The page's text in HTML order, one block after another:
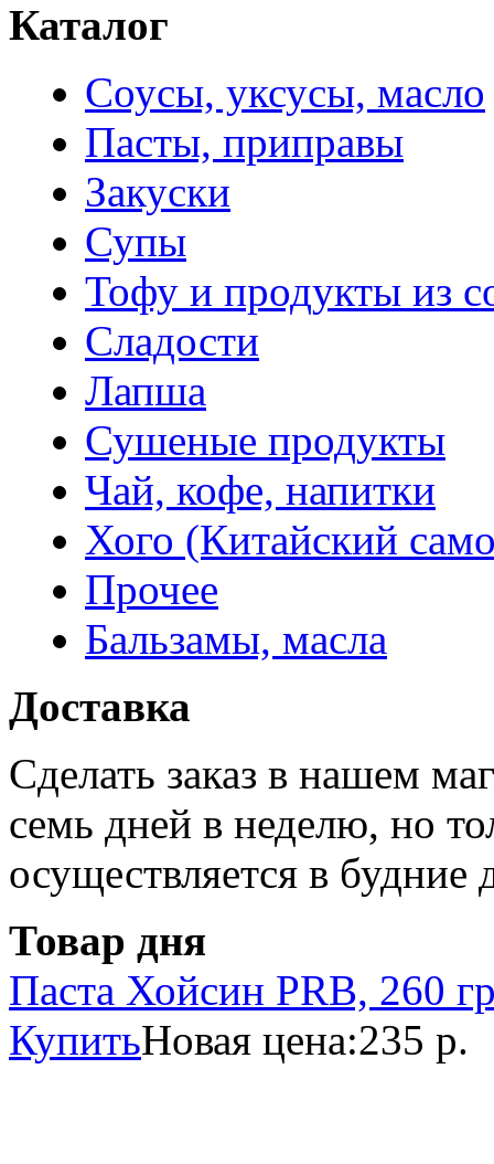
Каталог
Соусы, уксусы, масло
Пасты, приправы
Закуски
Супы
Тофу и продукты из
Сладости
Лапша
Сушеные продукты
Чай, кофе, напитки
Хого (Китайский
Прочее
Бальзамы, масла
Доставка
Сделать заказ в нашем
семь дней в неделю, но
осуществляется в будние
Товар дня
Паста Хойсин PRB, 260
КупитьНовая цена:235 р.